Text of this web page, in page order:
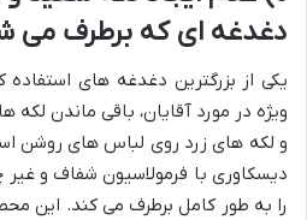
دغدغه ای که برطرف می
یکی از بزرگترین دغدغه های
ویژه در مورد آقایان، باقی ماندن
دیسکاوری با فرمولاسیون شفاف و
را به طور کامل برطرف می کند.